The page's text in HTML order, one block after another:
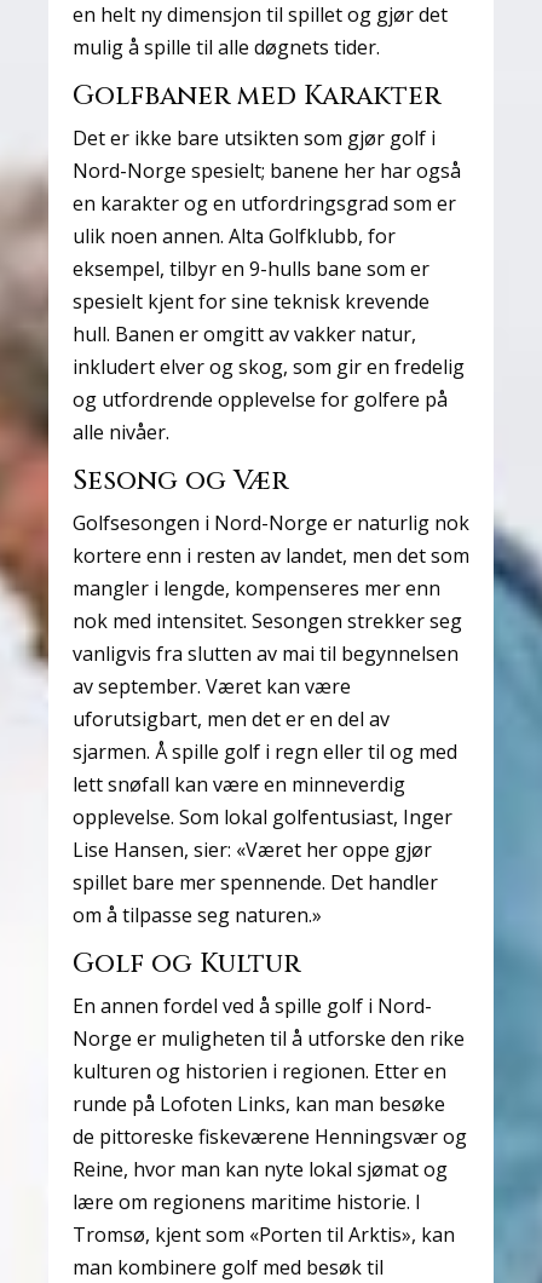
en helt ny dimensjon til spillet og gjør det
mulig å spille til alle døgnets tider.
Golfbaner med Karakter
Det er ikke bare utsikten som gjør golf i
Nord-Norge spesielt; banene her har også
en karakter og en utfordringsgrad som er
ulik noen annen. Alta Golfklubb, for
eksempel, tilbyr en 9-hulls bane som er
spesielt kjent for sine teknisk krevende
hull. Banen er omgitt av vakker natur,
inkludert elver og skog, som gir en fredelig
og utfordrende opplevelse for golfere på
alle nivåer.
Sesong og Vær
Golfsesongen i Nord-Norge er naturlig nok
kortere enn i resten av landet, men det som
mangler i lengde, kompenseres mer enn
nok med intensitet. Sesongen strekker seg
vanligvis fra slutten av mai til begynnelsen
av september. Været kan være
uforutsigbart, men det er en del av
sjarmen. Å spille golf i regn eller til og med
lett snøfall kan være en minneverdig
opplevelse. Som lokal golfentusiast, Inger
Lise Hansen, sier: «Været her oppe gjør
spillet bare mer spennende. Det handler
om å tilpasse seg naturen.»
Golf og Kultur
En annen fordel ved å spille golf i Nord-
Norge er muligheten til å utforske den rike
kulturen og historien i regionen. Etter en
runde på Lofoten Links, kan man besøke
de pittoreske fiskeværene Henningsvær og
Reine, hvor man kan nyte lokal sjømat og
lære om regionens maritime historie. I
Tromsø, kjent som «Porten til Arktis», kan
man kombinere golf med besøk til